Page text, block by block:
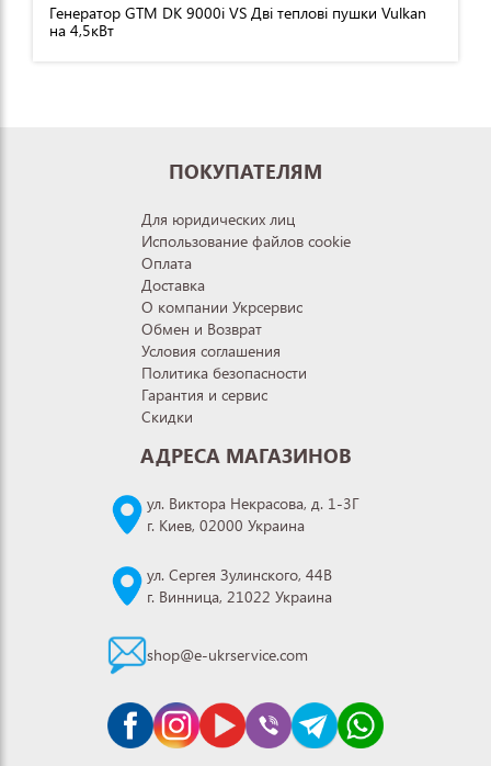
Генератор GTM DK 9000i VS Дві теплові пушки Vulkan
на 4,5кВт
ПОКУПАТЕЛЯМ
Для юридических лиц
Использование файлов cookie
Оплата
Доставка
О компании Укрсервис
Обмен и Возврат
Условия соглашения
Политика безопасности
Гарантия и сервис
Скидки
АДРЕСА МАГАЗИНОВ
ул. Виктора Некрасова, д. 1-3Г
г. Киев, 02000 Украина
ул. Сергея Зулинского, 44В
г. Винница, 21022 Украина
shop@e-ukrservice.com